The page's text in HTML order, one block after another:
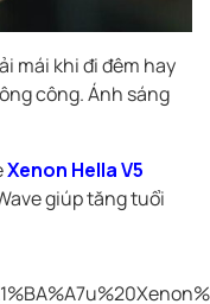
mái khi đi đêm hay
công. Ánh sáng
Xenon Hella V5
giúp tăng tuổi